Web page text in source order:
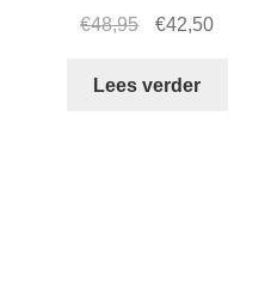
€48,95
Oorspronkelijke
was:
€42,50Huidige
Lees verder